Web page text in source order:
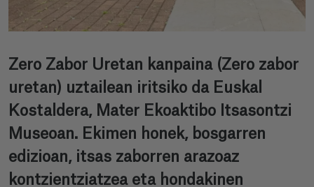
Zero Zabor Uretan kanpaina (Zero zabor
uretan) uztailean iritsiko da Euskal
Kostaldera, Mater Ekoaktibo Itsasontzi
Museoan. Ekimen honek, bosgarren
edizioan, itsas zaborren arazoaz
kontzientziatzea eta hondakinen